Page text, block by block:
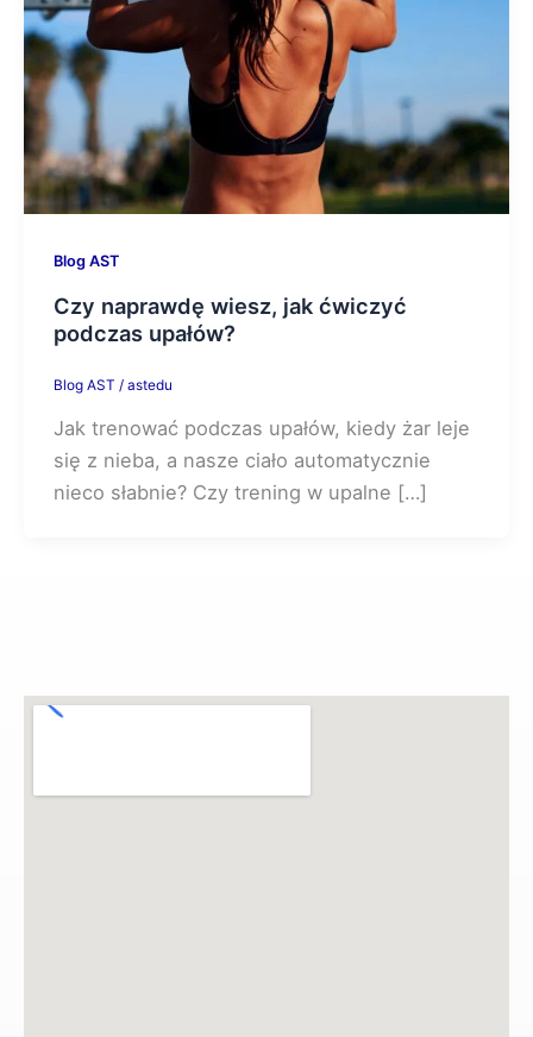
Blog AST
Czy naprawdę wiesz, jak ćwiczyć
podczas upałów?
Blog AST / astedu
Jak trenować podczas upałów, kiedy żar leje
się z nieba, a nasze ciało automatycznie
nieco słabnie? Czy trening w upalne […]